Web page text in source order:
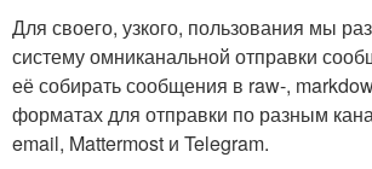
Для своего, узкого, пользования мы
систему омниканальной отправки
её собирать сообщения в raw-,
форматах для отправки по разным
email, Mattermost и Telegram.